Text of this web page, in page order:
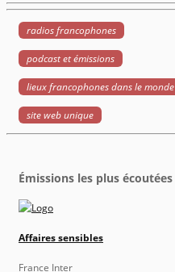
radios francophones
podcast et émissions
lieux francophones dans le monde
site web unique
Émissions les plus écoutées
Affaires sensibles
France Inter